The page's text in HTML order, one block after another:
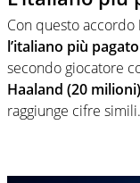
Con questo accordo
l’italiano più pagato
secondo giocatore
Haaland (20
raggiunge cifre simili.